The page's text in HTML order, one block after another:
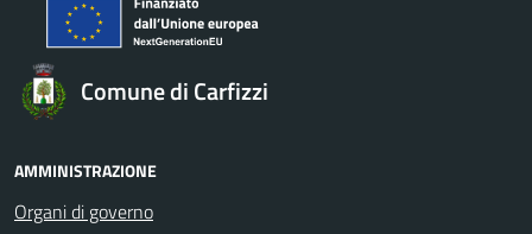
Comune di Carfizzi
AMMINISTRAZIONE
Organi di governo